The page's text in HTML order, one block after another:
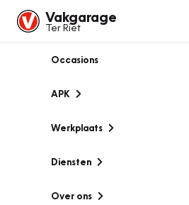
Vakgarage
Ter Riet
Occasions
APK
Werkplaats
Diensten
Over ons